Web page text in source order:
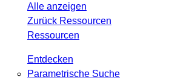
Alle anzeigen
Zurück Ressourcen
Ressourcen
Entdecken
Parametrische Suche